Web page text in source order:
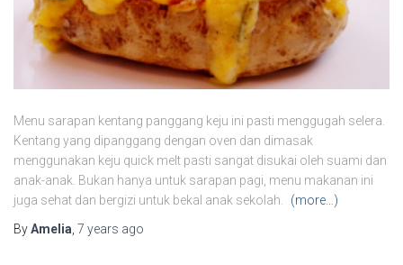
Menu sarapan kentang panggang keju ini pasti menggugah selera.
Kentang yang dipanggang dengan oven dan dimasak
menggunakan keju quick melt pasti sangat disukai oleh suami dan
anak-anak. Bukan hanya untuk sarapan pagi, menu makanan ini
juga sehat dan bergizi untuk bekal anak sekolah.
(more…)
ByAmelia 7 years ago